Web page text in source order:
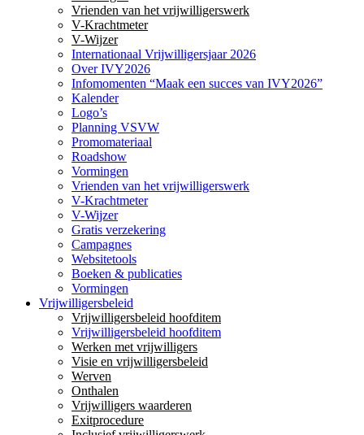
Vrienden van het vrijwilligerswerk
V-Krachtmeter
V-Wijzer
Internationaal Vrijwilligersjaar 2026
Over IVY2026
Infomomenten “Maak een succes van IVY2026”
Kalender
Logo’s
Planning VSVW
Promomateriaal
Roadshow
Vormingen
Vrienden van het vrijwilligerswerk
V-Krachtmeter
V-Wijzer
Gratis verzekering
Campagnes
Websitetools
Boeken & publicaties
Vormingen
Vrijwilligersbeleid
Vrijwilligersbeleid hoofditem
Vrijwilligersbeleid hoofditem
Werken met vrijwilligers
Visie en vrijwilligersbeleid
Werven
Onthalen
Vrijwilligers waarderen
Exitprocedure